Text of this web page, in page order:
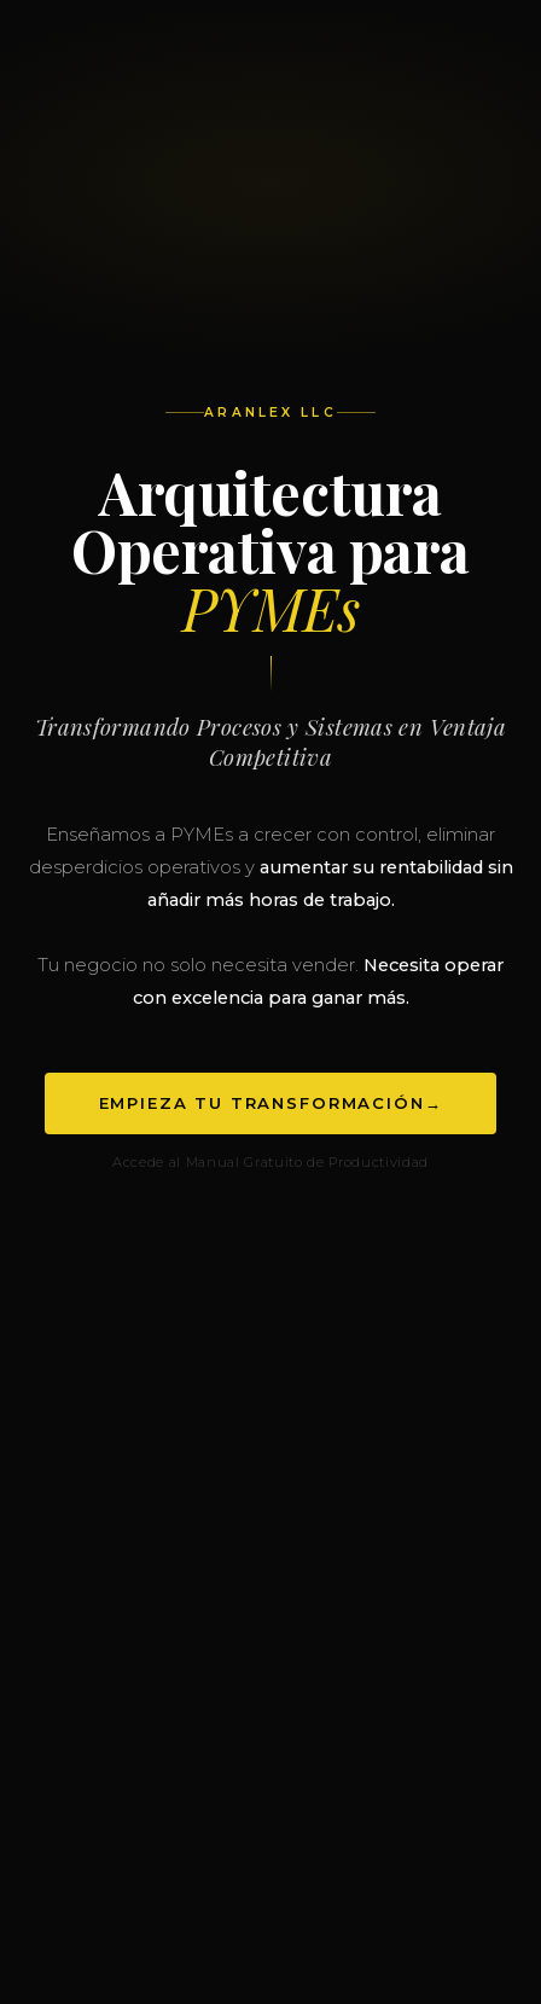
ARANLEX LLC
Arquitectura
Operativa para
PYMEs
Transformando Procesos y Sistemas en Ventaja
Competitiva
Enseñamos a PYMEs a crecer con control, eliminar
desperdicios operativos y aumentar su rentabilidad sin
añadir más horas de trabajo.
Tu negocio no solo necesita vender. Necesita operar
con excelencia para ganar más.
EMPIEZA TU TRANSFORMACIÓN →
Accede al Manual Gratuito de Productividad